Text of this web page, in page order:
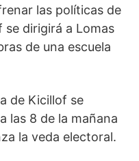
las políticas de
se dirigirá a Lomas
de una escuela
de Kicillof se
las 8 de la mañana
la veda electoral.